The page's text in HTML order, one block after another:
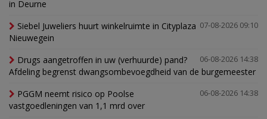
in Deurne
07-08-2026 09:10
Siebel Juweliers huurt winkelruimte in Cityplaza
Nieuwegein
06-08-2026 14:38
Drugs aangetroffen in uw (verhuurde) pand?
Afdeling begrenst dwangsombevoegdheid van de burgemeester
06-08-2026 14:38
PGGM neemt risico op Poolse
vastgoedleningen van 1,1 mrd over